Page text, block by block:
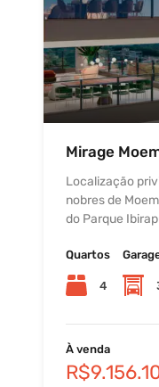
Mirage
Localização
nobres de
do Parque
Quartos
4
À venda